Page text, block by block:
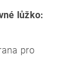
lůžko:
pro